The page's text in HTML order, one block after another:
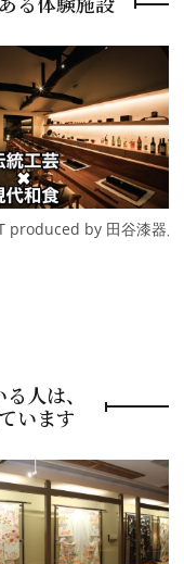
produced by 田谷漆器店
N
e
x
t
人は、
います
N
e
x